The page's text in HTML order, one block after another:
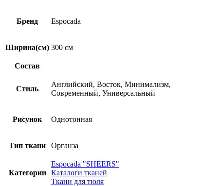
Бренд Espocada
Ширина(см) 300 см
Состав
Стиль
Английский, Восток, Минимализм,
Современный, Универсальный
Рисунок Однотонная
Тип ткани Органза
Категории
Espocadа "SHEERS"
Каталоги тканей
Ткани для тюля